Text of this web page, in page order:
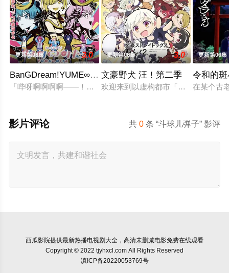
更新第08集 3.0
BanGDream!YUME∞MITA
「哔呀啊啊啊啊——！！！」为了乐团出道而突然集结的团员
更新第06集 3.0
文豪野犬 汪！第二季
欢迎来到以虚构都市「横滨」为舞台
更新第06集
令和的
在某个古
共0 条 “斗球儿弹子” 影评
影片评论
西瓜影院提供最新热播电视剧大全，高清未删减电影免费在线观看
Copyright © 2022 tjyhxcl.com All Rights Reserved
滇ICP备20220053769号